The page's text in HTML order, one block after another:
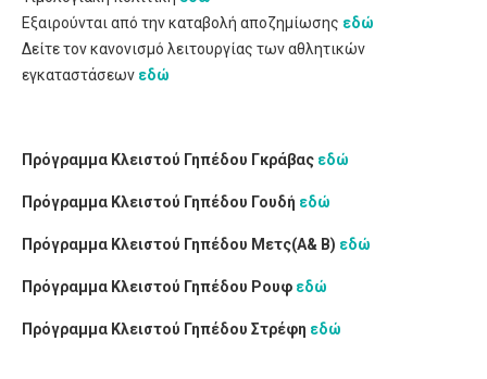
Εξαιρούνται από την καταβολή αποζημίωσης εδώ
Δείτε τον κανονισμό λειτουργίας των αθλητικών
εγκαταστάσεων εδώ
Πρόγραμμα Κλειστού Γηπέδου Γκράβας εδώ
Πρόγραμμα Κλειστού Γηπέδου Γουδή εδώ
Πρόγραμμα Κλειστού Γηπέδου Μετς(Α& Β) εδώ
Πρόγραμμα Κλειστού Γηπέδου Ρουφ εδώ
Πρόγραμμα Κλειστού Γηπέδου Στρέφη εδώ